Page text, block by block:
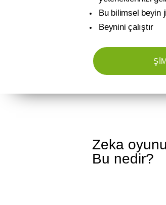
Bu bilimsel beyin
Beynini çalıştır
Zeka
Bu nedir?